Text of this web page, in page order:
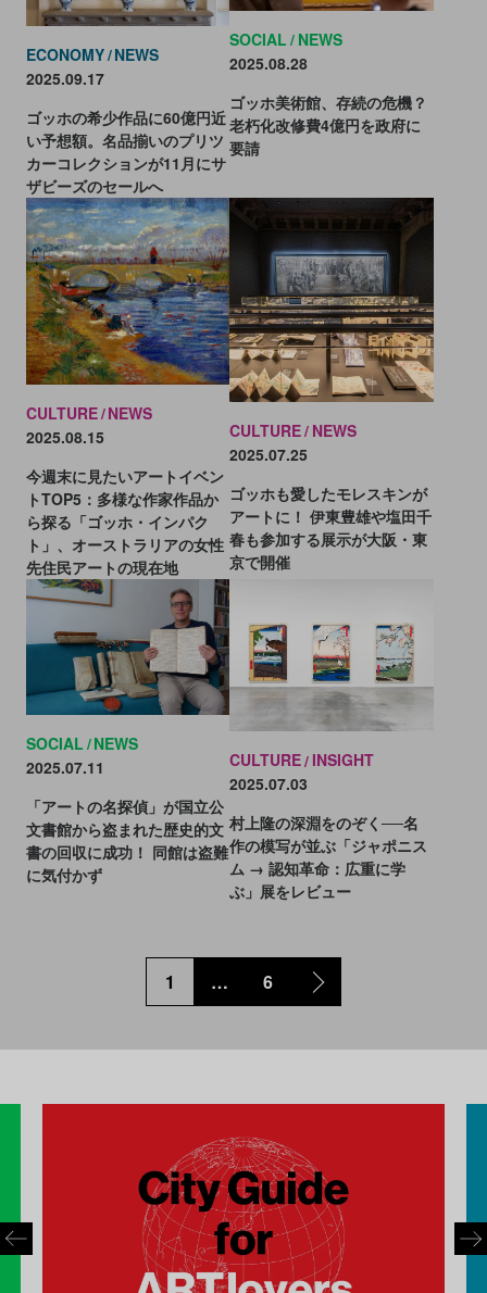
ECONOMY NEWS
2025.09.17
ゴッホの希少作品に60億円近
い予想額。名品揃いのプリツ
カーコレクションが11月にサ
ザビーズのセールへ
SOCIAL NEWS
2025.08.28
ゴッホ美術館、存続の危機？
老朽化改修費4億円を政府に
要請
CULTURE NEWS
2025.08.15
今週末に見たいアートイベン
トTOP5：多様な作家作品か
ら探る「ゴッホ・インパク
ト」、オーストラリアの女性
先住民アートの現在地
CULTURE NEWS
2025.07.25
ゴッホも愛したモレスキンが
アートに！ 伊東豊雄や塩田千
春も参加する展示が大阪・東
京で開催
SOCIAL NEWS
2025.07.11
「アートの名探偵」が国立公
文書館から盗まれた歴史的文
書の回収に成功！ 同館は盗難
に気付かず
CULTURE INSIGHT
2025.07.03
村上隆の深淵をのぞく──名
作の模写が並ぶ「ジャポニス
ム → 認知革命：広重に学
ぶ」展をレビュー
1 … 6